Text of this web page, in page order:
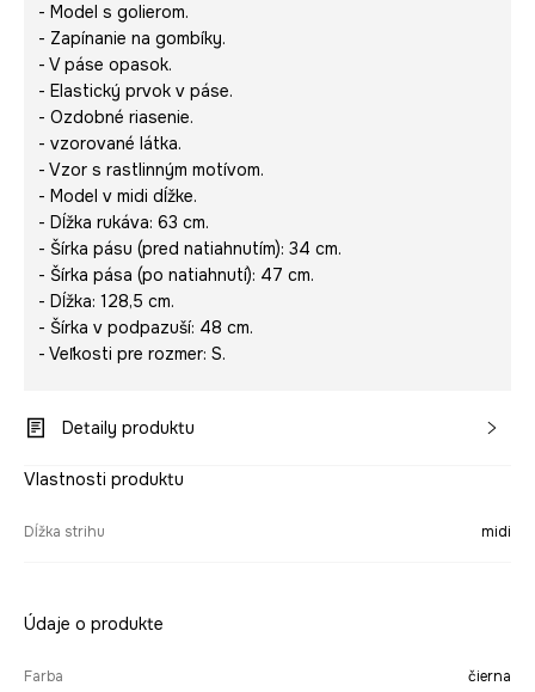
- Model s golierom.
- Zapínanie na gombíky.
- V páse opasok.
- Elastický prvok v páse.
- Ozdobné riasenie.
- vzorované látka.
- Vzor s rastlinným motívom.
- Model v midi dĺžke.
- Dĺžka rukáva: 63 cm.
- Šírka pásu (pred natiahnutím): 34 cm.
- Šírka pása (po natiahnutí): 47 cm.
- Dĺžka: 128,5 cm.
- Šírka v podpazuší: 48 cm.
- Veľkosti pre rozmer: S.
Detaily produktu
Vlastnosti produktu
Dĺžka strihu midi
Údaje o produkte
Farba čierna